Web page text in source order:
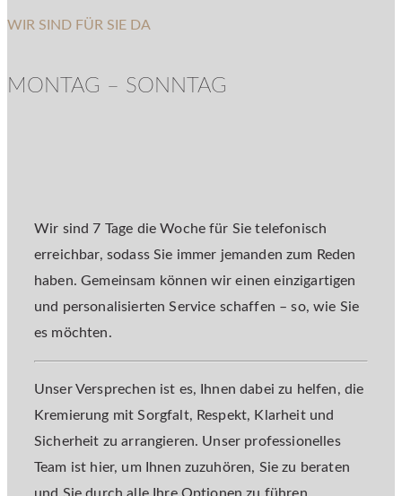
WIR SIND FÜR SIE DA
MONTAG – SONNTAG
Wir sind 7 Tage die Woche für Sie telefonisch
erreichbar, sodass Sie immer jemanden zum Reden
haben. Gemeinsam können wir einen einzigartigen
und personalisierten Service schaffen – so, wie Sie
es möchten.
Unser Versprechen ist es, Ihnen dabei zu helfen, die
Kremierung mit Sorgfalt, Respekt, Klarheit und
Sicherheit zu arrangieren. Unser professionelles
Team ist hier, um Ihnen zuzuhören, Sie zu beraten
und Sie durch alle Ihre Optionen zu führen